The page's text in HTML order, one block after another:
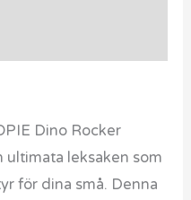
Dino Rocker
ultimata leksaken som
för dina små. Denna